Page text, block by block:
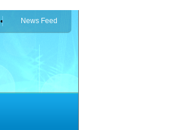
News Feed